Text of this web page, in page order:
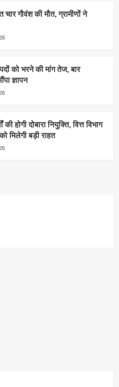
गौवंश की मौत, ग्रामीणों ने
को भरने की मांग तेज, बार
ज्ञापन
होगी दोबारा नियुक्ति, वित्त विभाग
मिलेगी बड़ी राहत